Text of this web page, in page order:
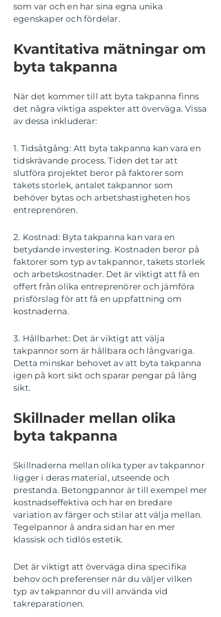
som var och en har sina egna unika
egenskaper och fördelar.
Kvantitativa mätningar om
byta takpanna
När det kommer till att byta takpanna finns
det några viktiga aspekter att överväga. Vissa
av dessa inkluderar:
1. Tidsåtgång: Att byta takpanna kan vara en
tidskrävande process. Tiden det tar att
slutföra projektet beror på faktorer som
takets storlek, antalet takpannor som
behöver bytas och arbetshastigheten hos
entreprenören.
2. Kostnad: Byta takpanna kan vara en
betydande investering. Kostnaden beror på
faktorer som typ av takpannor, takets storlek
och arbetskostnader. Det är viktigt att få en
offert från olika entreprenörer och jämföra
prisförslag för att få en uppfattning om
kostnaderna.
3. Hållbarhet: Det är viktigt att välja
takpannor som är hållbara och långvariga.
Detta minskar behovet av att byta takpanna
igen på kort sikt och sparar pengar på lång
sikt.
Skillnader mellan olika
byta takpanna
Skillnaderna mellan olika typer av takpannor
ligger i deras material, utseende och
prestanda. Betongpannor är till exempel mer
kostnadseffektiva och har en bredare
variation av färger och stilar att välja mellan.
Tegelpannor å andra sidan har en mer
klassisk och tidlös estetik.
Det är viktigt att överväga dina specifika
behov och preferenser när du väljer vilken
typ av takpannor du vill använda vid
takreparationen.